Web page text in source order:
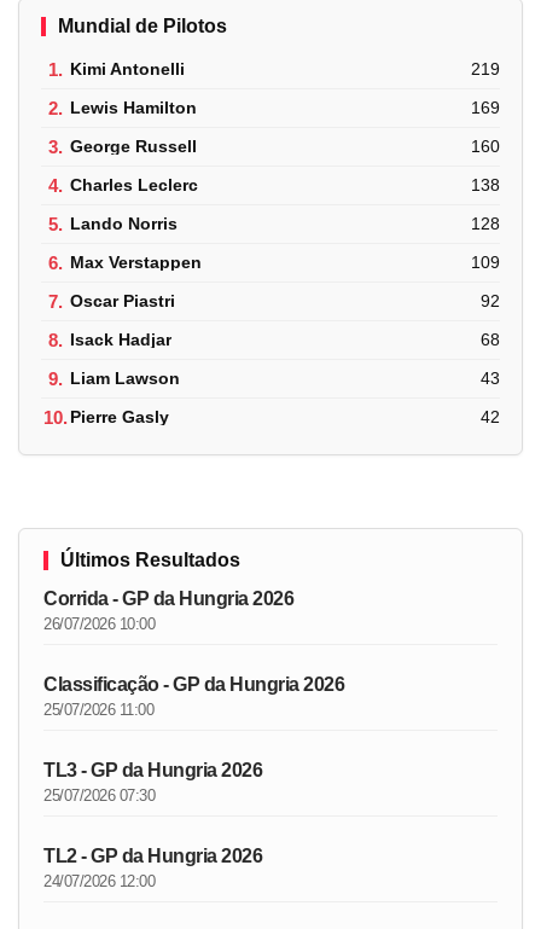
Mundial de Pilotos
1. Kimi Antonelli 219
2. Lewis Hamilton 169
3. George Russell 160
4. Charles Leclerc 138
5. Lando Norris 128
6. Max Verstappen 109
7. Oscar Piastri 92
8. Isack Hadjar 68
9. Liam Lawson 43
10.Pierre Gasly 42
Últimos Resultados
Corrida - GP da Hungria 2026
26/07/2026 10:00
Classificação - GP da Hungria 2026
25/07/2026 11:00
TL3 - GP da Hungria 2026
25/07/2026 07:30
TL2 - GP da Hungria 2026
24/07/2026 12:00